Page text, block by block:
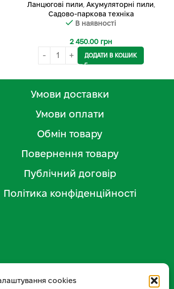
cookies
Ланцюгові пили, Акумуляторні пили,
Садово-паркова техніка
В наявності
2 450.00 грн
ДОДАТИ В КОШИК
Умови доставки
Умови оплати
Обмін товару
Повернення товару
Публічний договір
Політика конфіденційності